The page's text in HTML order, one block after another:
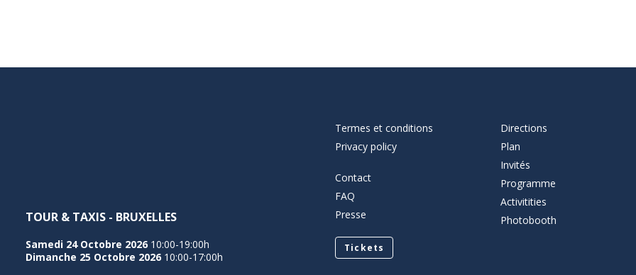
TOUR & TAXIS - BRUXELLES
Samedi 24 Octobre 2026 10:00-19:00h
Dimanche 25 Octobre 2026 10:00-17:00h
Termes et conditions
Privacy policy
Contact
FAQ
Presse
Tickets
Directions
Plan
Invités
Programme
Activitities
Photobooth